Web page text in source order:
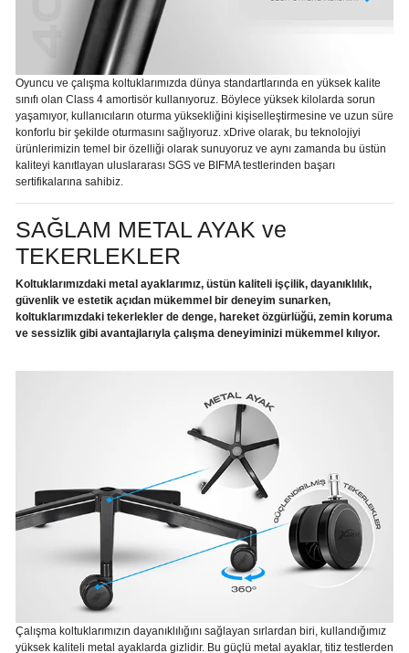
Oyuncu ve çalışma koltuklarımızda dünya standartlarında en yüksek kalite
sınıfı olan Class 4 amortisör kullanıyoruz. Böylece yüksek kilolarda sorun
yaşamıyor, kullanıcıların oturma yüksekliğini kişiselleştirmesine ve uzun süre
konforlu bir şekilde oturmasını sağlıyoruz. xDrive olarak, bu teknolojiyi
ürünlerimizin temel bir özelliği olarak sunuyoruz ve aynı zamanda bu üstün
kaliteyi kanıtlayan uluslararası SGS ve BIFMA testlerinden başarı
sertifikalarına sahibiz.
SAĞLAM METAL AYAK ve
TEKERLEKLER
Koltuklarımızdaki metal ayaklarımız, üstün kaliteli işçilik, dayanıklılık,
güvenlik ve estetik açıdan mükemmel bir deneyim sunarken,
koltuklarımızdaki tekerlekler de denge, hareket özgürlüğü, zemin koruma
ve sessizlik gibi avantajlarıyla çalışma deneyiminizi mükemmel kılıyor.
Çalışma koltuklarımızın dayanıklılığını sağlayan sırlardan biri, kullandığımız
yüksek kaliteli metal ayaklarda gizlidir. Bu güçlü metal ayaklar, titiz testlerden